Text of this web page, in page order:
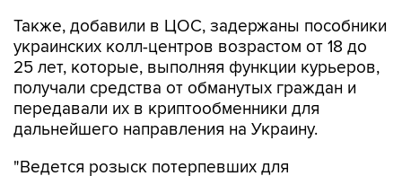
Также, добавили в ЦОС, задержаны пособники
украинских колл-центров возрастом от 18 до
25 лет, которые, выполняя функции курьеров,
получали средства от обманутых граждан и
передавали их в криптообменники для
дальнейшего направления на Украину.
"Ведется розыск потерпевших для